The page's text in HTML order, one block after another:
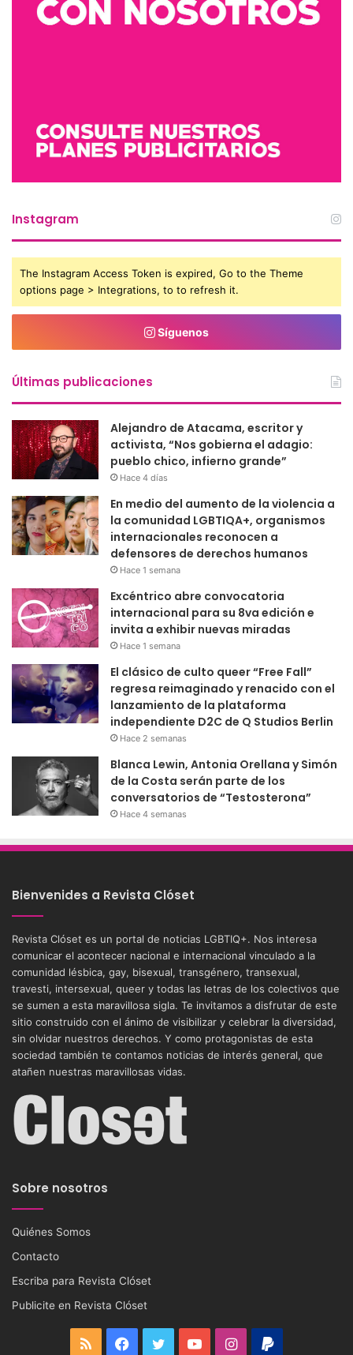
Instagram
The Instagram Access Token is expired, Go to the Theme
options page > Integrations, to to refresh it.
Síguenos
Últimas publicaciones
Alejandro de Atacama, escritor y
activista, “Nos gobierna el adagio:
pueblo chico, infierno grande”
Hace 4 días
En medio del aumento de la violencia a
la comunidad LGBTIQA+, organismos
internacionales reconocen a
defensores de derechos humanos
Hace 1 semana
Excéntrico abre convocatoria
internacional para su 8va edición e
invita a exhibir nuevas miradas
Hace 1 semana
El clásico de culto queer “Free Fall”
regresa reimaginado y renacido con el
lanzamiento de la plataforma
independiente D2C de Q Studios Berlin
Hace 2 semanas
Blanca Lewin, Antonia Orellana y Simón
de la Costa serán parte de los
conversatorios de “Testosterona”
Hace 4 semanas
Bienvenides a Revista Clóset
Revista Clóset es un portal de noticias LGBTIQ+. Nos interesa
comunicar el acontecer nacional e internacional vinculado a la
comunidad lésbica, gay, bisexual, transgénero, transexual,
travesti, intersexual, queer y todas las letras de los colectivos que
se sumen a esta maravillosa sigla. Te invitamos a disfrutar de este
sitio construido con el ánimo de visibilizar y celebrar la diversidad,
sin olvidar nuestros derechos. Y como protagonistas de esta
sociedad también te contamos noticias de interés general, que
atañen nuestras maravillosas vidas.
Sobre nosotros
Quiénes Somos
Contacto
Escriba para Revista Clóset
Publicite en Revista Clóset
RSS Facebook
TwitterYouTubeInstagram
PayPal